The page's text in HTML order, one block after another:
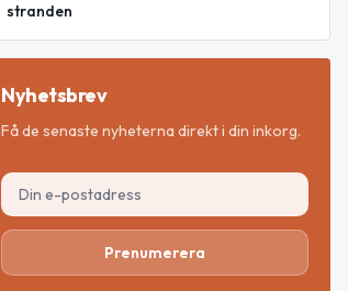
stranden
Nyhetsbrev
Få de senaste nyheterna direkt i din inkorg.
Prenumerera